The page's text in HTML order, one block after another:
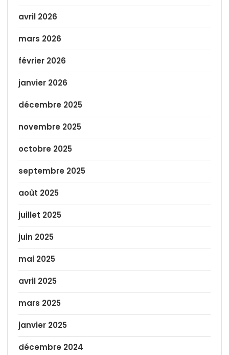
avril 2026
mars 2026
février 2026
janvier 2026
décembre 2025
novembre 2025
octobre 2025
septembre 2025
août 2025
juillet 2025
juin 2025
mai 2025
avril 2025
mars 2025
janvier 2025
décembre 2024